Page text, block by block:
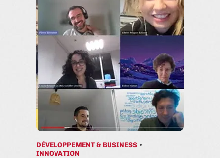
DÉVELOPPEMENT & BUSINESS
INNOVATION